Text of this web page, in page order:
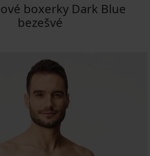
boxerky Dark Blue
bezešvé